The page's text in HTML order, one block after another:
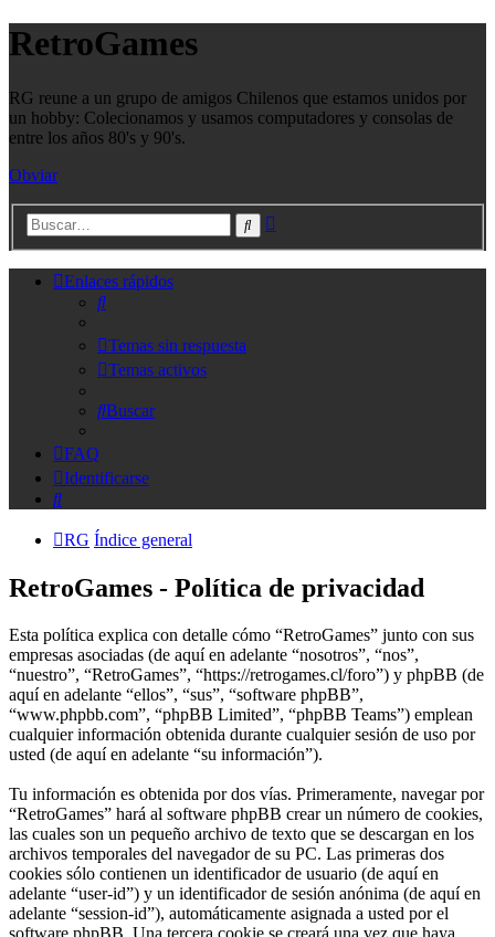
RetroGames
RG reune a un grupo de amigos Chilenos que estamos unidos por
un hobby: Colecionamos y usamos computadores y consolas de
entre los años 80's y 90's.
Obviar
Buscar
Enlaces rápidos
Buscar
Temas sin respuesta
Temas activos
Buscar
FAQ
Identificarse
Buscar
RG Índice general
RetroGames - Política de privacidad
Esta política explica con detalle cómo “RetroGames” junto con sus
empresas asociadas (de aquí en adelante “nosotros”, “nos”,
“nuestro”, “RetroGames”, “https://retrogames.cl/foro”) y phpBB (de
aquí en adelante “ellos”, “sus”, “software phpBB”,
“www.phpbb.com”, “phpBB Limited”, “phpBB Teams”) emplean
cualquier información obtenida durante cualquier sesión de uso por
usted (de aquí en adelante “su información”).
Tu información es obtenida por dos vías. Primeramente, navegar por
“RetroGames” hará al software phpBB crear un número de cookies,
las cuales son un pequeño archivo de texto que se descargan en los
archivos temporales del navegador de su PC. Las primeras dos
cookies sólo contienen un identificador de usuario (de aquí en
adelante “user-id”) y un identificador de sesión anónima (de aquí en
adelante “session-id”), automáticamente asignada a usted por el